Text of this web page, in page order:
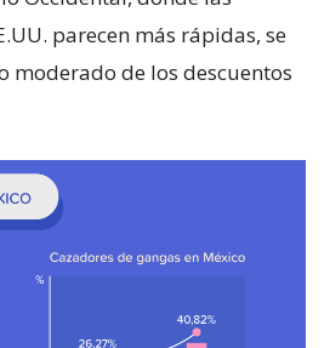
parecen más rápidas, se
moderado de los descuentos